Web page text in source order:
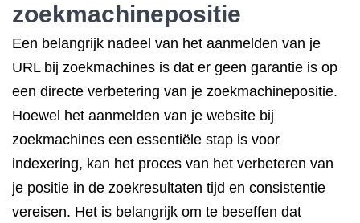
zoekmachinepositie
Een belangrijk nadeel van het aanmelden van je
URL bij zoekmachines is dat er geen garantie is op
een directe verbetering van je zoekmachinepositie.
Hoewel het aanmelden van je website bij
zoekmachines een essentiële stap is voor
indexering, kan het proces van het verbeteren van
je positie in de zoekresultaten tijd en consistentie
vereisen. Het is belangrijk om te beseffen dat